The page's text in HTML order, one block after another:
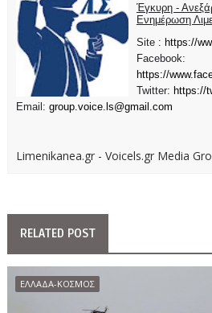
Έγκυρη -
Ενημέρωση
Site : https://
Facebook:
https://
Twitter: https://
Email: group.voice.ls@gmail.com
Limenikanea.gr - Voicels.gr Media
RELATED POST
ΕΛΛΑΔΑ-ΚΟΣΜΟΣ